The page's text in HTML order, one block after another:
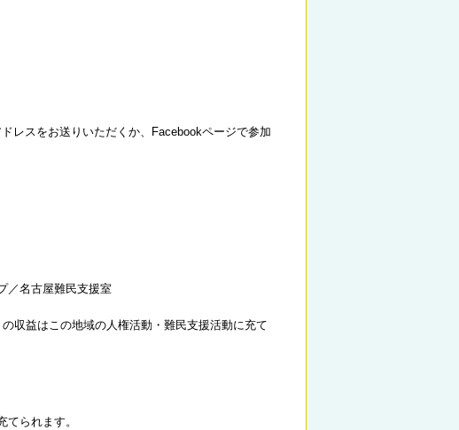
レスをお送りいただくか、Facebookページで参加
／名古屋難民支援室
収益はこの地域の人権活動・難民支援活動に充て
られます。